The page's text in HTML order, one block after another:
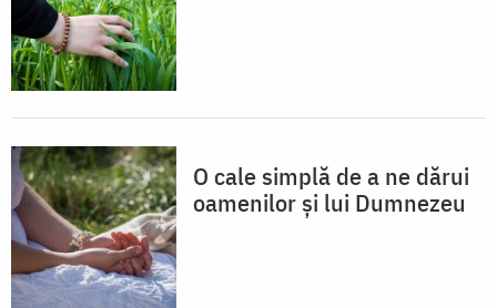
O cale simplă de a ne dărui
oamenilor și lui Dumnezeu